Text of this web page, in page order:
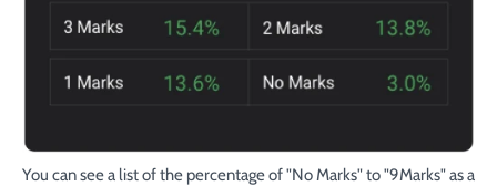
You can see a list of the percentage of "No Marks" to "9Marks" as a